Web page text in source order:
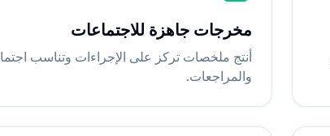
مخرجات جاهزة للاجتماعات
أنتج ملخصات تركز على الإجراءات وتناسب
والمراجعات.